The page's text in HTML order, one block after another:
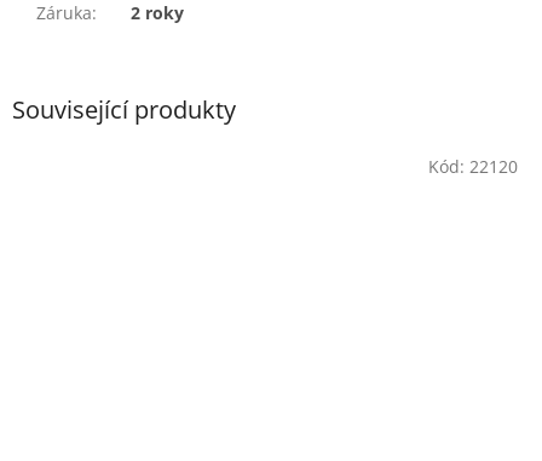
Související produkty
Kód: 22120
Záruka: 2 roky